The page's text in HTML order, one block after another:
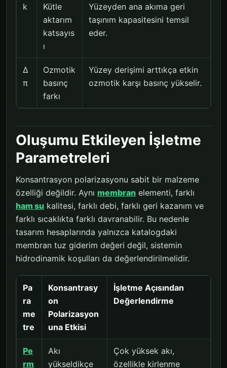
k
Kütle
aktarım
katsayıs
ı
Yüzeyden ana akıma geri
taşınım kapasitesini temsil
eder.
Δ
π
Ozmotik
basınç
farkı
Yüzey derişimi arttıkça etkin
ozmotik karşı basınç yükselir.
Oluşumu Etkileyen İşletme
Parametreleri
Konsantrasyon polarizasyonu sabit bir malzeme
özelliği değildir. Aynı membran elementi, farklı
ham su kalitesi, farklı debi, farklı geri kazanım ve
farklı sıcaklıkta farklı davranabilir. Bu nedenle
tasarım hesaplarında yalnızca katalogdaki
membran tuz giderim değeri değil, sistemin
hidrodinamik koşulları da değerlendirilmelidir.
Pa
ra
me
tre
Konsantrasy
on
Polarizasyon
una Etkisi
İşletme Açısından
Değerlendirme
Pe
rm
Akı
yükseldikçe
Çok yüksek akı,
özellikle kirlenme